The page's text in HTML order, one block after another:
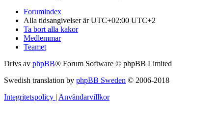
Forumindex
Alla tidsangivelser är UTC+02:00 UTC+2
Ta bort alla kakor
Medlemmar
Teamet
Drivs av phpBB® Forum Software © phpBB Limited
Swedish translation by phpBB Sweden © 2006-2018
Integritetspolicy | Användarvillkor